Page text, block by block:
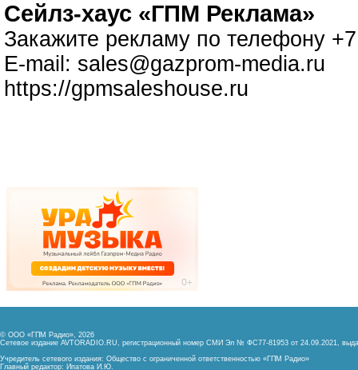
Cейлз-хаус «ГПМ Реклама»
Закажите рекламу по телефону
E-mail: sales@gazprom-media.ru
https://gpmsaleshouse.ru
© ООО «ГПМ Радио», 2026
Сетевое издание AVTORADIO.RU, регистрационный номер СМИ Эл № ФС77-81953 от 24.09.2021,
Учредитель сетевого издания: Общество с ограниченной ответственностью «ГПМ Радио»
Главный редактор: Ипатова И.Ю.